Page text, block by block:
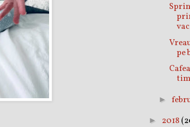
pe
►
► 2018